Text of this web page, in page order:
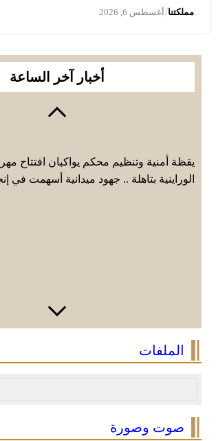
مملكتنا/أغسطس 6, 2026
أخبار آخر الساعة
يقظة أمنية وتنظيم محكم يواكبان افتتاح
الوراينية بتاهلة .. جهود ميدانية أسهمت في
الملفات
صوت وصورة